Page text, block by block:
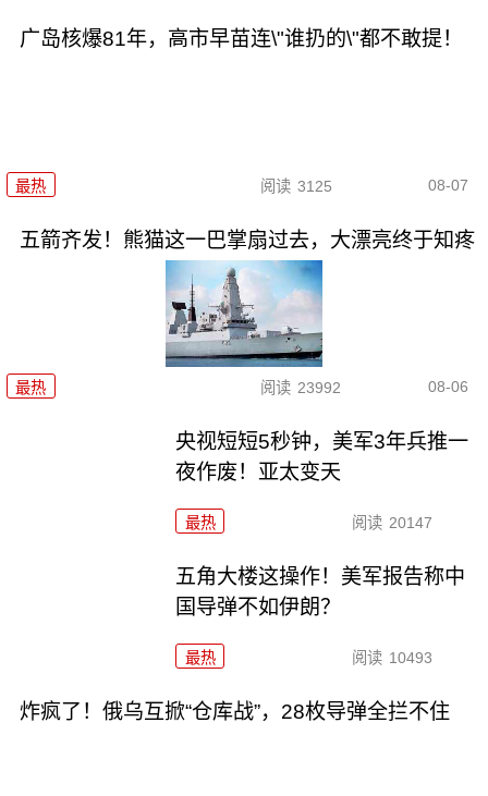
广岛核爆81年，高市早苗连\"谁扔的\"都不敢提！
最热 阅读 3125 08-07
五箭齐发！熊猫这一巴掌扇过去，大漂亮终于知疼
最热 阅读 23992 08-06
央视短短5秒钟，美军3年兵推一
夜作废！亚太变天
最热 阅读 20147
五角大楼这操作！美军报告称中
国导弹不如伊朗？
最热 阅读 10493
炸疯了！俄乌互掀“仓库战”，28枚导弹全拦不住